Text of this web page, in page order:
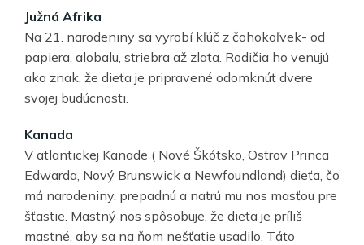
Južná Afrika
Na 21. narodeniny sa vyrobí kľúč z čohokoľvek- od
papiera, alobalu, striebra až zlata. Rodičia ho venujú
ako znak, že dieťa je pripravené odomknúť dvere
svojej budúcnosti.
Kanada
V atlantickej Kanade ( Nové Škótsko, Ostrov Princa
Edwarda, Nový Brunswick a Newfoundland) dieťa, čo
má narodeniny, prepadnú a natrú mu nos masťou pre
šťastie. Mastný nos spôsobuje, že dieťa je príliš
mastné, aby sa na ňom nešťatie usadilo. Táto